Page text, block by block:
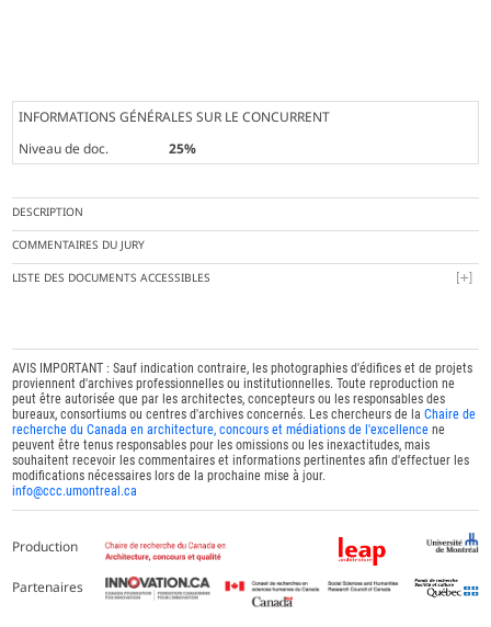
INFORMATIONS GÉNÉRALES SUR LE CONCURRENT
Niveau de doc.
25%
DESCRIPTION
COMMENTAIRES DU JURY
LISTE DES DOCUMENTS ACCESSIBLES
AVIS IMPORTANT : Sauf indication contraire, les photographies d'édifices et de projets
proviennent d'archives professionnelles ou institutionnelles. Toute reproduction ne
peut être autorisée que par les architectes, concepteurs ou les responsables des
bureaux, consortiums ou centres d'archives concernés. Les chercheurs de laChaire de
recherche du Canada en architecture, concours et médiations de l'excellence ne
peuvent être tenus responsables pour les omissions ou les inexactitudes, mais
souhaitent recevoir les commentaires et informations pertinentes afin d'effectuer les
modifications nécessaires lors de la prochaine mise à jour.
info@ccc.umontreal.ca
Production
Partenaires